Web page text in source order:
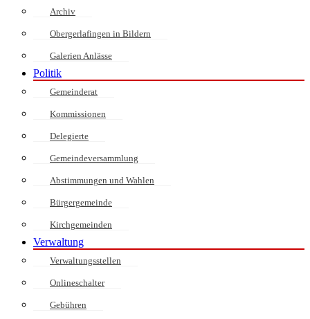
Archiv
Obergerlafingen in Bildern
Galerien Anlässe
Politik
Gemeinderat
Kommissionen
Delegierte
Gemeindeversammlung
Abstimmungen und Wahlen
Bürgergemeinde
Kirchgemeinden
Verwaltung
Verwaltungsstellen
Onlineschalter
Gebühren